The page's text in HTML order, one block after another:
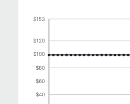
$40
$60
$80
$100
$120
$153